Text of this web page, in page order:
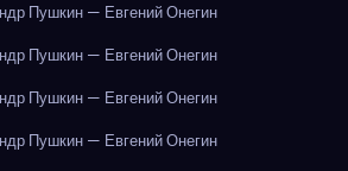
Пушкин — Евгений Онегин
Пушкин — Евгений Онегин
Пушкин — Евгений Онегин
Пушкин — Евгений Онегин